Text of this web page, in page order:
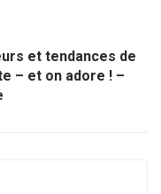
et tendances de
– et on adore ! –